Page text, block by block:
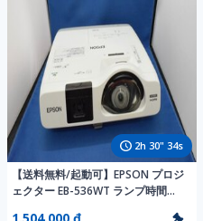
2h 30" 33s
【送料無料/起動可】EPSON プロジ
ェクター EB-536WT ランプ時間